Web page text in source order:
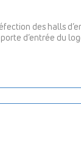
des halls
d’entrée du